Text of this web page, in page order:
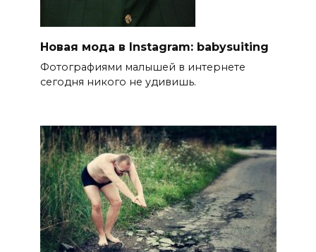
Новая мода в Instagram: babysuiting
Фотографиями малышей в интернете
сегодня никого не удивишь.